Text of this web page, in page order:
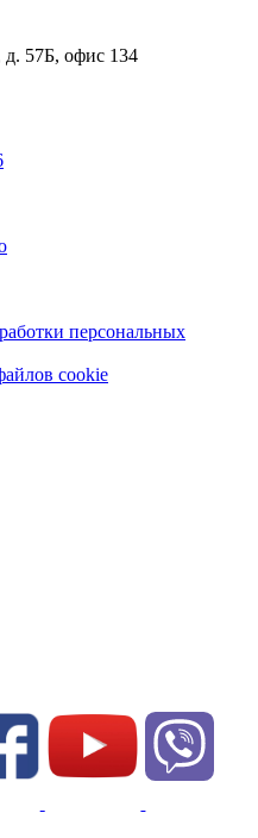
д. 57Б, офис 134
персональных
cookie